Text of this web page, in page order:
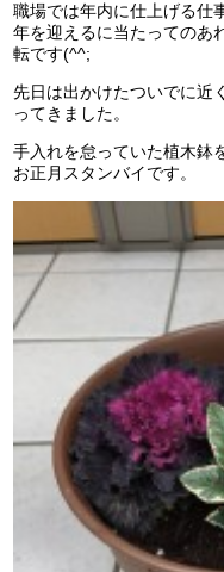
職場では年内に仕上げる仕
年を迎えるに当たってのあ
転です(^^;
先日は出かけたついでに近
ってきました。
手入れを怠っていた植木鉢
お正月スタンバイです。